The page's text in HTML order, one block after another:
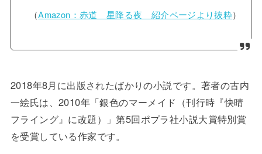
（Amazon：赤道 星降る夜 紹介ページより抜粋）
2018年8月に出版されたばかりの小説です。著者の古内
一絵氏は、2010年「銀色のマーメイド（刊行時『快晴
フライング』に改題）」第5回ポプラ社小説大賞特別賞
を受賞している作家です。